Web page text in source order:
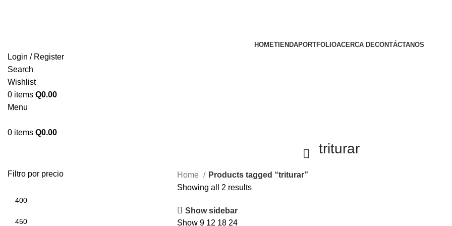
HOMETIENDAPORTFOLIOACERCA DECONTÁCTANOS
Login / Register
Search
Wishlist
0 items Q0.00
Menu
0 items Q0.00
triturar
Filtro por precio Home
Products tagged “triturar”
Showing all 2 results
Show sidebar
Show 9 12 18 24